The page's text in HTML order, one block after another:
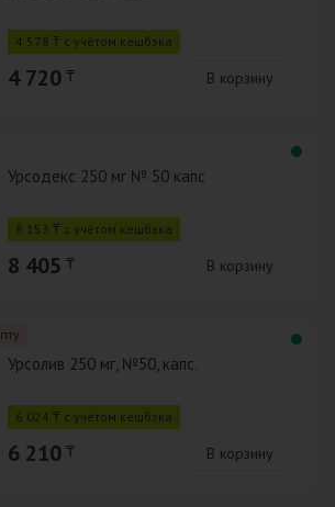
4 578 ₸ с учётом кешбэка
4 720 ₸ В корзину
Урсодекс 250 мг № 50 капс
8 153 ₸ с учётом кешбэка
8 405 ₸ В корзину
Урсолив 250 мг, №50, капс.
6 024 ₸ с учётом кешбэка
6 210 ₸ В корзину